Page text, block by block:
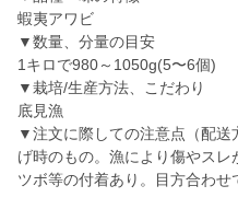
蝦夷アワビ
▼数量、分量の目安
1キロで980～1050g(5〜6個)
▼栽培/生産方法、こだわり
底見漁
▼注文に際しての注意点（配送
げ時のもの。漁により傷やス
ツボ等の付着あり。目方合わせ